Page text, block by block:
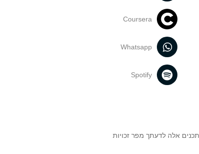
Coursera
Whatsapp
Spotify
אלה לדעתך מפר זכויות